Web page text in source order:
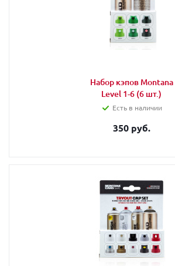
Набор кэпов Montana
Level 1-6 (6 шт.)
Есть в наличии
350 руб.